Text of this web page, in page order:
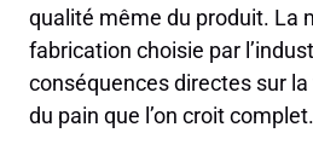
qualité même du produit. La
fabrication choisie par
conséquences directes sur
du pain que l’on croit complet.